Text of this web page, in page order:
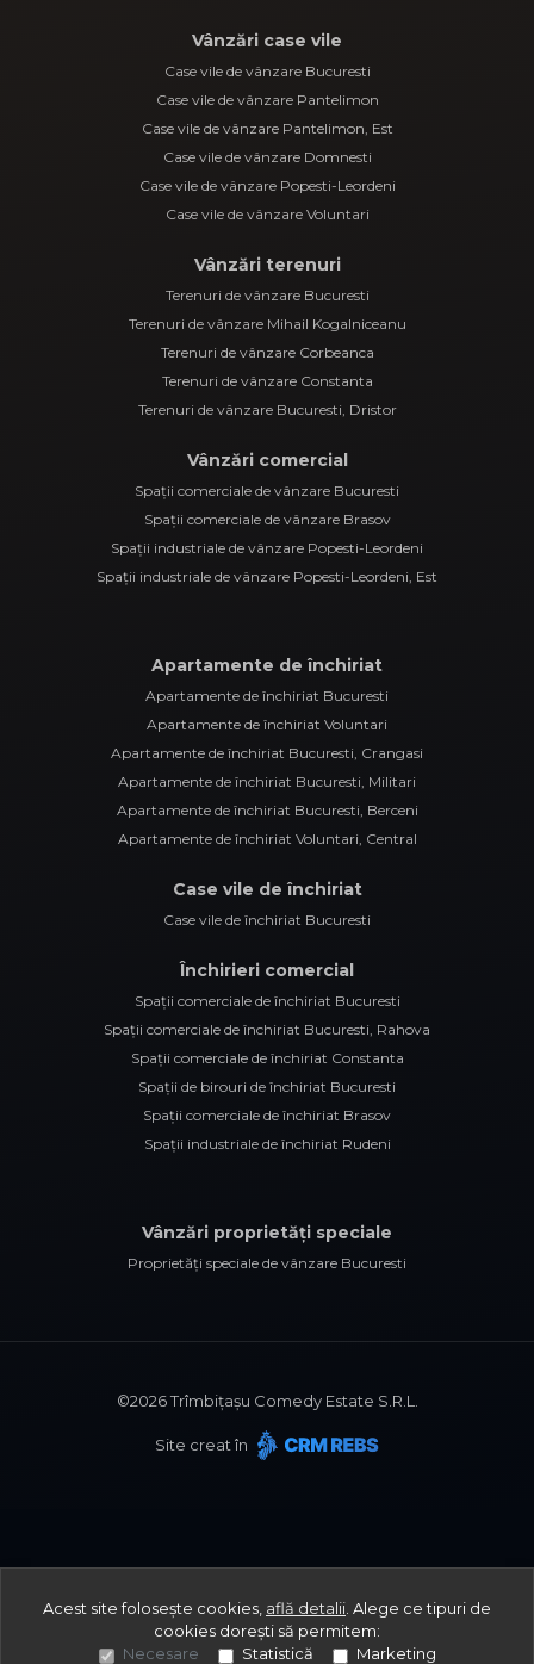
Vânzări case vile
Case vile de vânzare Bucuresti
Case vile de vânzare Pantelimon
Case vile de vânzare Pantelimon, Est
Case vile de vânzare Domnesti
Case vile de vânzare Popesti-Leordeni
Case vile de vânzare Voluntari
Vânzări terenuri
Terenuri de vânzare Bucuresti
Terenuri de vânzare Mihail Kogalniceanu
Terenuri de vânzare Corbeanca
Terenuri de vânzare Constanta
Terenuri de vânzare Bucuresti, Dristor
Vânzări comercial
Spații comerciale de vânzare Bucuresti
Spații comerciale de vânzare Brasov
Spații industriale de vânzare Popesti-Leordeni
Spații industriale de vânzare Popesti-Leordeni, Est
Apartamente de închiriat
Apartamente de închiriat Bucuresti
Apartamente de închiriat Voluntari
Apartamente de închiriat Bucuresti, Crangasi
Apartamente de închiriat Bucuresti, Militari
Apartamente de închiriat Bucuresti, Berceni
Apartamente de închiriat Voluntari, Central
Case vile de închiriat
Case vile de închiriat Bucuresti
Închirieri comercial
Spații comerciale de închiriat Bucuresti
Spații comerciale de închiriat Bucuresti, Rahova
Spații comerciale de închiriat Constanta
Spații de birouri de închiriat Bucuresti
Spații comerciale de închiriat Brasov
Spații industriale de închiriat Rudeni
Vânzări proprietăți speciale
Proprietăți speciale de vânzare Bucuresti
©2026Trîmbițașu Comedy Estate S.R.L.
Site creat în
Acest site folosește cookies, află detalii Alege ce tipuri de
cookies dorești să permitem:
Necesare
Statistică Marketing